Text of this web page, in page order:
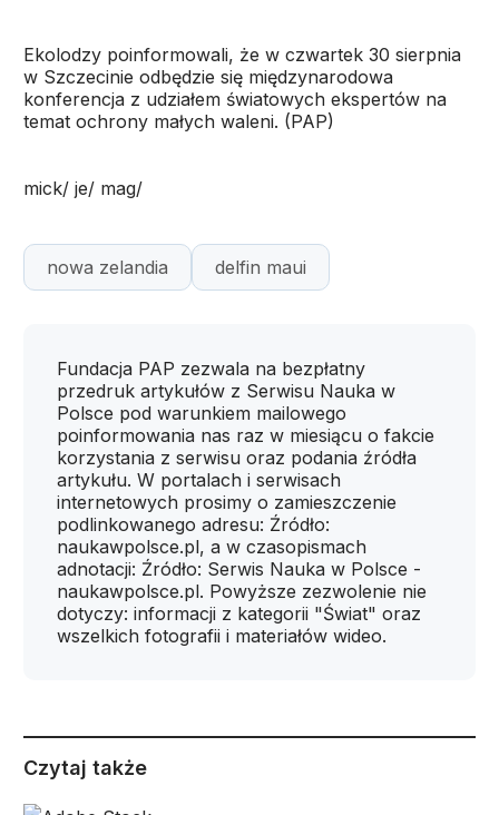
Ekolodzy poinformowali, że w czwartek 30 sierpnia
w Szczecinie odbędzie się międzynarodowa
konferencja z udziałem światowych ekspertów na
temat ochrony małych waleni. (PAP)
mick/ je/ mag/
nowa zelandia delfin maui
Fundacja PAP zezwala na bezpłatny
przedruk artykułów z Serwisu Nauka w
Polsce pod warunkiem mailowego
poinformowania nas raz w miesiącu o fakcie
korzystania z serwisu oraz podania źródła
artykułu. W portalach i serwisach
internetowych prosimy o zamieszczenie
podlinkowanego adresu: Źródło:
naukawpolsce.pl, a w czasopismach
adnotacji: Źródło: Serwis Nauka w Polsce -
naukawpolsce.pl. Powyższe zezwolenie nie
dotyczy: informacji z kategorii "Świat" oraz
wszelkich fotografii i materiałów wideo.
Czytaj także